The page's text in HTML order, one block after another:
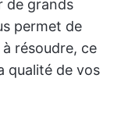
de grands
permet de
résoudre, ce
qualité de vos